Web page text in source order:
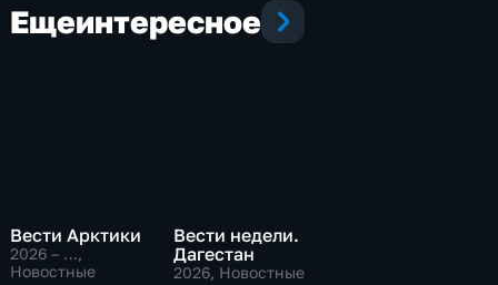
Ещеинтересное
Вести Арктики
2026 – …,
Новостные
Вести недели.
Дагестан
2026, Новостные